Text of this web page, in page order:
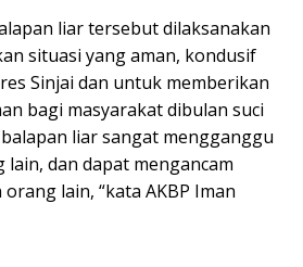
liar tersebut dilaksanakan
situasi yang aman, kondusif
Sinjai dan untuk memberikan
bagi masyarakat dibulan suci
liar sangat mengganggu
dan dapat mengancam
lain, “kata AKBP Iman